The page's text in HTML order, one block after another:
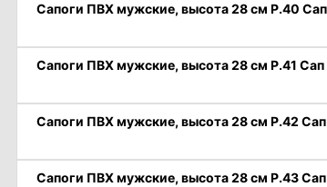
Сапоги ПВХ мужские, высота 28 см Р.40
Сапоги ПВХ мужские, высота 28 см Р.41
Сапоги ПВХ мужские, высота 28 см Р.42
Сапоги ПВХ мужские, высота 28 см Р.43